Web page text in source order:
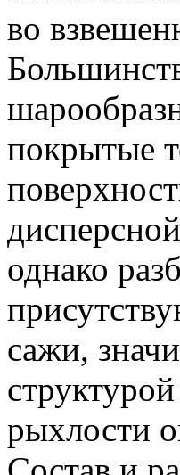
во
покрытые
однако
сажи,
рыхлости